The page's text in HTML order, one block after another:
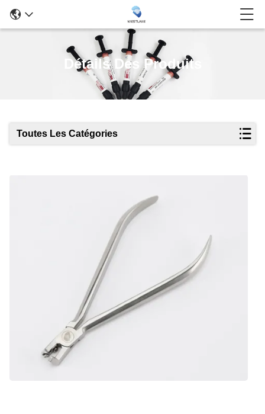
Détails Des Produits
Toutes Les Catégories